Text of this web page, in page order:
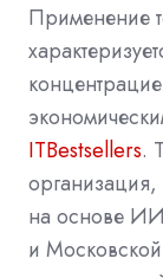
Применение
ITBestsellers.
на основе
и